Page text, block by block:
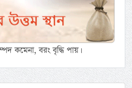
কমেনা, বরং বৃদ্ধি পায়।